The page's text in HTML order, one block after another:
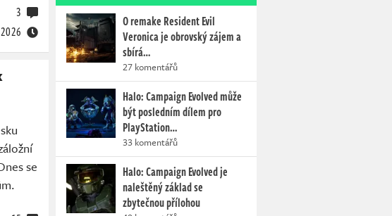
3
se
O remake Resident Evil
Veronica je obrovský zájem a
sbírá…
27 komentářů
Halo: Campaign Evolved může
být posledním dílem pro
PlayStation…
33 komentářů
Halo: Campaign Evolved je
naleštěný základ se
zbytečnou přílohou